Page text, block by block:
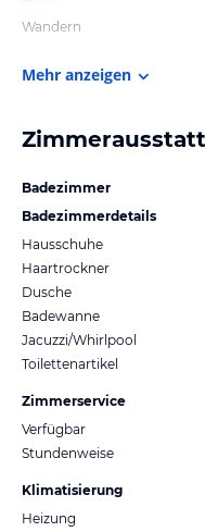
Wandern
Mehr anzeigen
Badezimmer
Badezimmerdetails
Hausschuhe
Haartrockner
Dusche
Badewanne
Jacuzzi/Whirlpool
Toilettenartikel
Zimmerservice
Verfügbar
Stundenweise
Klimatisierung
Heizung